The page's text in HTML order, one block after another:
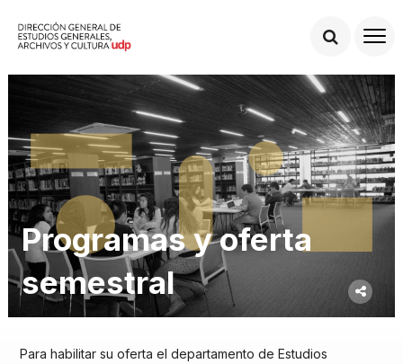
Programas y oferta
semestral
Para habilitar su oferta el departamento de Estudios